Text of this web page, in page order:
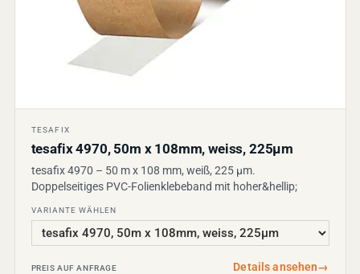
TESAFIX
tesafix 4970, 50m x 108mm, weiss, 225µm
tesafix 4970 – 50 m x 108 mm, weiß, 225 µm.
Doppelseitiges PVC-Folienklebeband mit hoher&hellip;
VARIANTE WÄHLEN
PREIS AUF ANFRAGE Details ansehen→